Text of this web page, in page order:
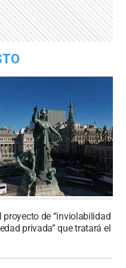
proyecto de “inviolabilidad
privada” que tratará el